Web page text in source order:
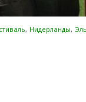
Нидерланды